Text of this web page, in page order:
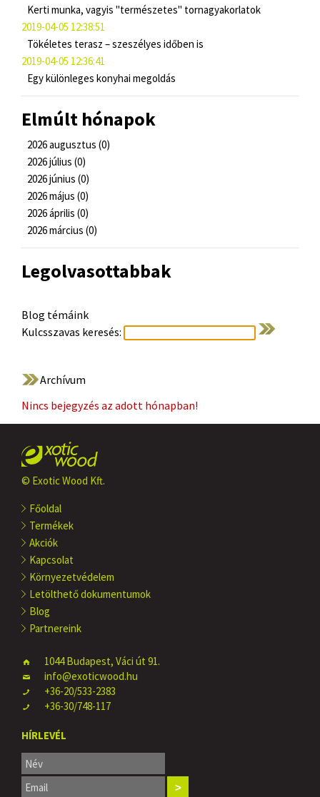
Kerti munka, vagyis "természetes" tornagyakorlatok
2019-04-05 12:38:51
Tökéletes terasz – szeszélyes időben is
2019-04-05 12:36:41
Egy különleges konyhai megoldás
Elmúlt hónapok
2026 augusztus (0)
2026 július (0)
2026 június (0)
2026 május (0)
2026 április (0)
2026 március (0)
Legolvasottabbak
Blog témáink
Kulcsszavas keresés:
Archívum
Nincs bejegyzés az adott hónapban!
© Exotic Wood Kft.
Főoldal
Termékek
Akciók
Kapcsolat
Környezetvédelem
Letölthető dokumentumok
Blog
Partnereink
1044 Budapest, Váci út 91.
info@exoticwood.hu
+36-20/533-2383
+36-30/748-117
HÍRLEVÉL